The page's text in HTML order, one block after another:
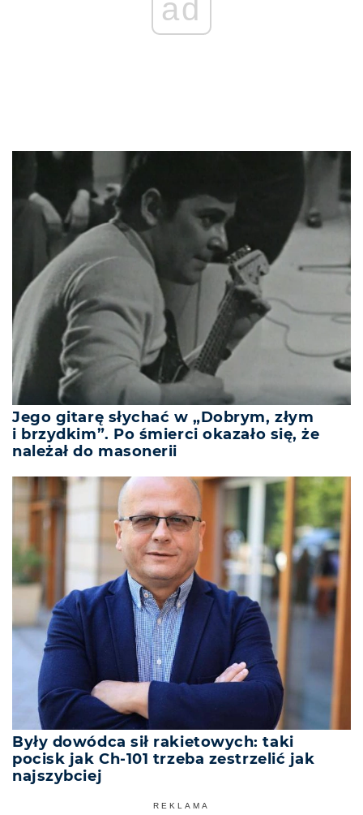
ad
Jego gitarę słychać w „Dobrym, złym
i brzydkim”. Po śmierci okazało się, że
należał do masonerii
Były dowódca sił rakietowych: taki
pocisk jak Ch-101 trzeba zestrzelić jak
najszybciej
REKLAMA